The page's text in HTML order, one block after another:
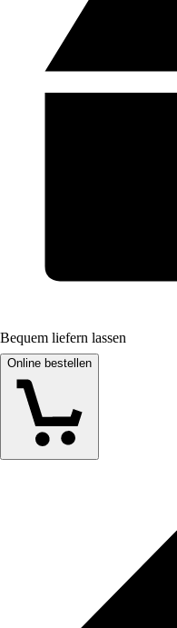
Bequem liefern lassen
Online bestellen